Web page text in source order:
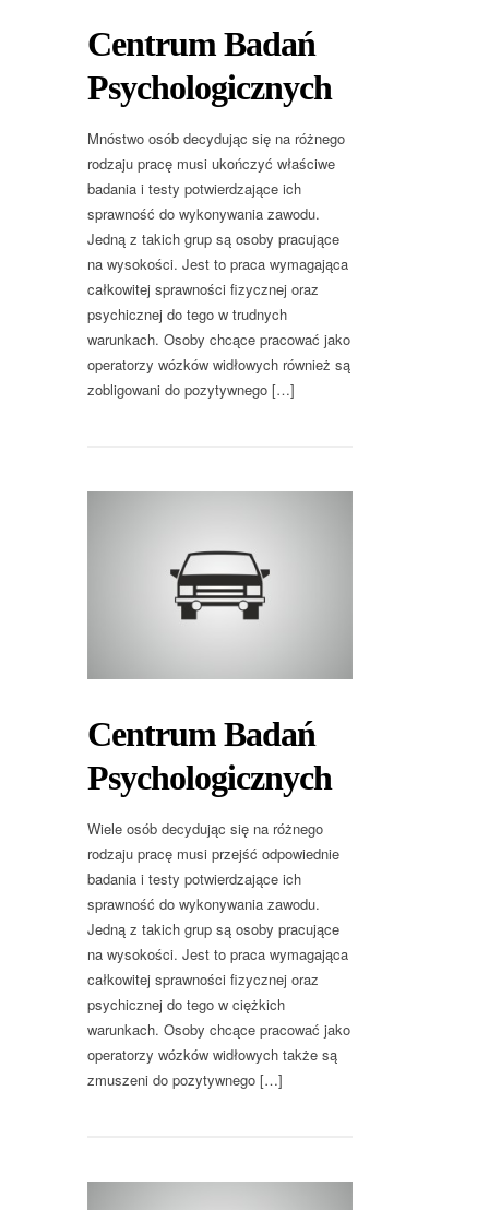
Centrum Badań
Psychologicznych
Mnóstwo osób decydując się na różnego
rodzaju pracę musi ukończyć właściwe
badania i testy potwierdzające ich
sprawność do wykonywania zawodu.
Jedną z takich grup są osoby pracujące
na wysokości. Jest to praca wymagająca
całkowitej sprawności fizycznej oraz
psychicznej do tego w trudnych
warunkach. Osoby chcące pracować jako
operatorzy wózków widłowych również są
zobligowani do pozytywnego […]
Centrum Badań
Psychologicznych
Wiele osób decydując się na różnego
rodzaju pracę musi przejść odpowiednie
badania i testy potwierdzające ich
sprawność do wykonywania zawodu.
Jedną z takich grup są osoby pracujące
na wysokości. Jest to praca wymagająca
całkowitej sprawności fizycznej oraz
psychicznej do tego w ciężkich
warunkach. Osoby chcące pracować jako
operatorzy wózków widłowych także są
zmuszeni do pozytywnego […]